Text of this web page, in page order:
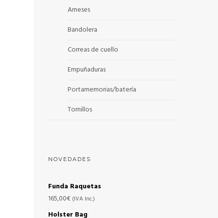
Arneses
Bandolera
Correas de cuello
Empuñaduras
Portamemorias/batería
Tornillos
NOVEDADES
Funda Raquetas
165,00€ (IVA Inc.)
Holster Bag